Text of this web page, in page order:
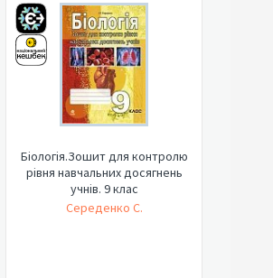
Біологія.Зошит для контролю
рівня навчальних досягнень
учнів. 9 клас
Середенко С.